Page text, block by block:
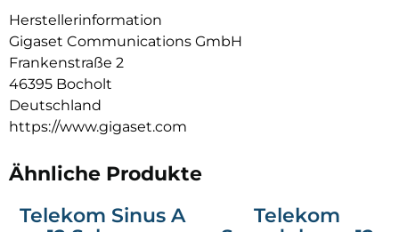
mit besonderen Anforderungen entwickelt und überzeugt
durch große Tasten, eine klare Menüführung und
unterstützende Sprachfunktionen.
Funktionen wie der manuelle SOS-Ruf, sprechende
Wahltasten und personalisierte Anruferansagen erleichtern
die Bedienung spürbar und geben zusätzliche Sicherheit im
Alltag. Die Extra-Laut-Taste und die optische
wahrzunehmen.
So bleiben Sie selbstständig erreichbar – jetzt auch an
modernen Routern. Und geben gleichzeitig Ihren
Herstellerinformation
Gigaset Communications GmbH
Frankenstraße 2
46395 Bocholt
Deutschland
https://www.gigaset.com
Ähnliche Produkte
Telekom Sinus A
Telekom